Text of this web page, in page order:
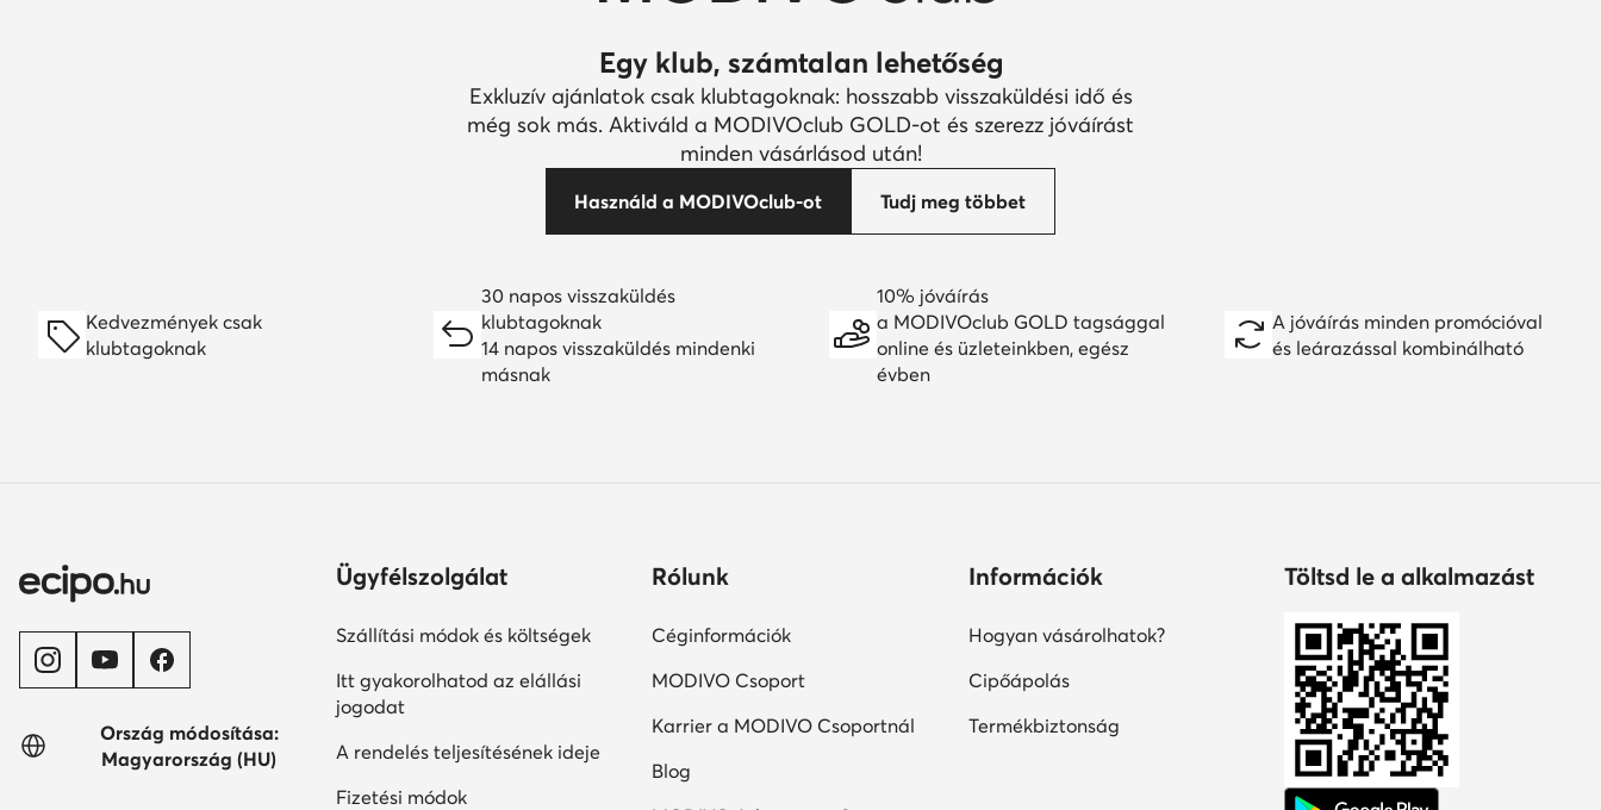
Egy klub, számtalan lehetőség
Exkluzív ajánlatok csak klubtagoknak: hosszabb visszaküldési idő és
még sok más. Aktiváld a MODIVOclub GOLD-ot és szerezz jóváírást
minden vásárlásod után!
Használd a MODIVOclub-ot Tudj meg többet
Kedvezmények csak
klubtagoknak
30 napos visszaküldés
klubtagoknak
14 napos visszaküldés mindenki
másnak
10% jóváírás
a MODIVOclub GOLD tagsággal
online és üzleteinkben, egész
évben
A jóváírás minden promócióval
és leárazással kombinálható
Ország módosítása:
Magyarország (HU)
Ügyfélszolgálat
Szállítási módok és költségek
Itt gyakorolhatod az elállási
jogodat
A rendelés teljesítésének ideje
Fizetési módok
Rólunk
Céginformációk
MODIVO Csoport
Karrier a MODIVO Csoportnál
Blog
Információk
Hogyan vásárolhatok?
Cipőápolás
Termékbiztonság
Töltsd le a alkalmazást